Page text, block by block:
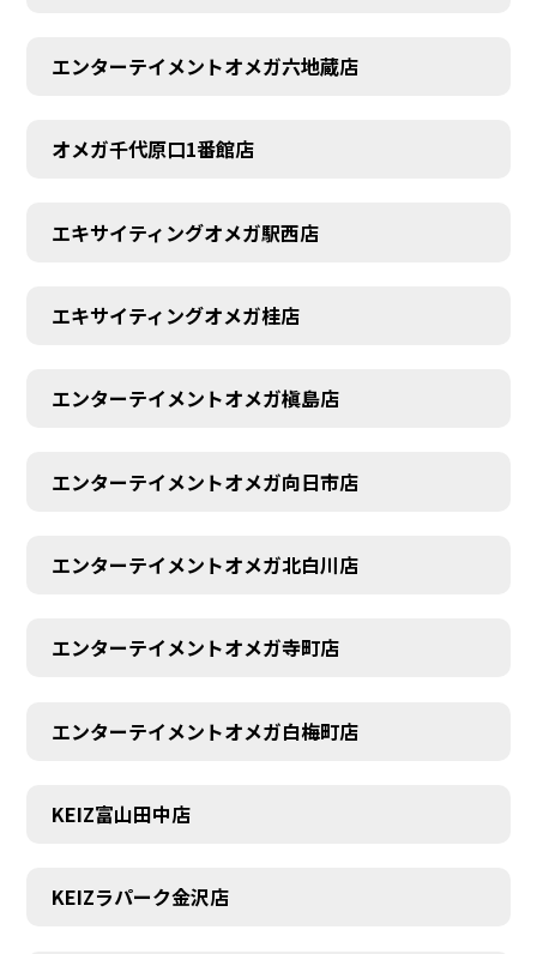
エンターテイメントオメガ六地蔵店
オメガ千代原口1番館店
エキサイティングオメガ駅西店
エキサイティングオメガ桂店
エンターテイメントオメガ槇島店
エンターテイメントオメガ向日市店
エンターテイメントオメガ北白川店
エンターテイメントオメガ寺町店
エンターテイメントオメガ白梅町店
KEIZ富山田中店
KEIZラパーク金沢店